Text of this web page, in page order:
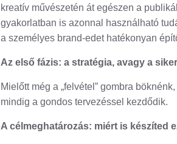
kreatív művészetén át egészen a
gyakorlatban is azonnal használható
a személyes brand-edet hatékonyan
Az első fázis: a stratégia, avagy a
Mielőtt még a „felvétel” gombra
mindig a gondos tervezéssel kezdődik.
A célmeghatározás: miért is készíted